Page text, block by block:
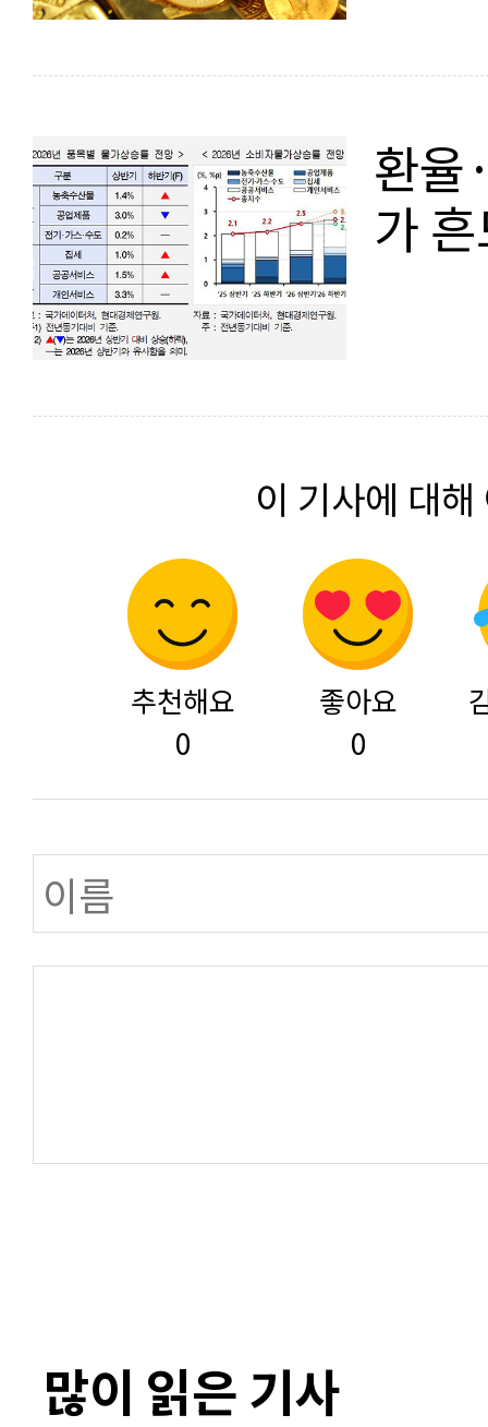
환율
가
이 기사에 대
추천해요
0
좋아요
0
많이 읽은 기사